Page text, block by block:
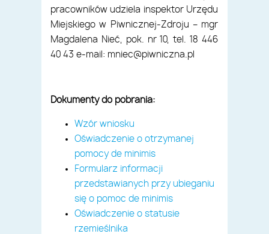
pracowników udziela inspektor Urzędu
Miejskiego w Piwnicznej-Zdroju – mgr
Magdalena Nieć, pok. nr 10, tel. 18 446
40 43 e-mail: mniec@piwniczna.pl
Dokumenty do pobrania:
Wzór wniosku
Oświadczenie o otrzymanej
pomocy de minimis
Formularz informacji
przedstawianych przy ubieganiu
się o pomoc de minimis
Oświadczenie o statusie
rzemieślnika